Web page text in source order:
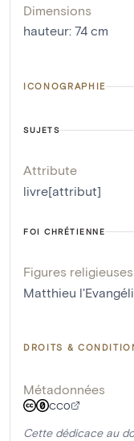
Dimensions
hauteur: 74 cm
ICONOGRAPHIE
SUJETS
Attribute
livre[attribut]
FOI CHRÉTIENNE
Figures religieuses
Matthieu
DROITS &
Métadonnées
CC0
Cette dédicace au